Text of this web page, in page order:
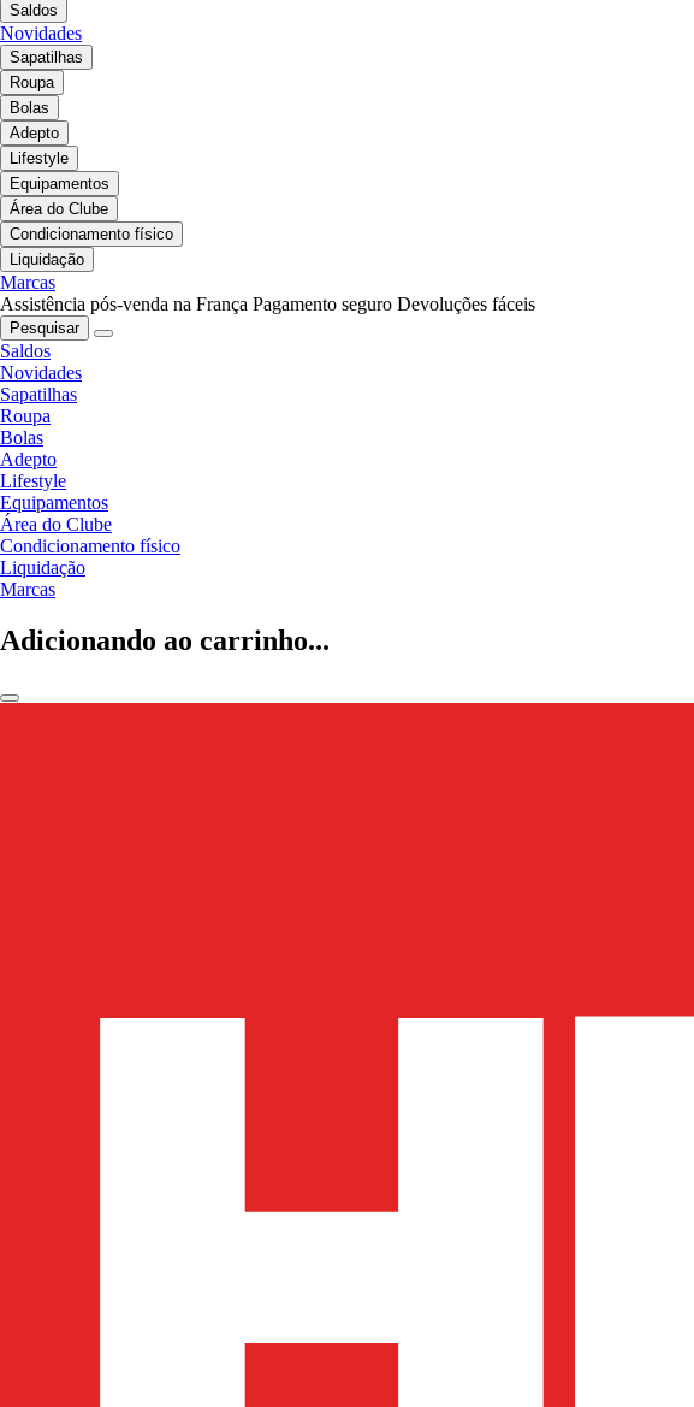
Saldos
Novidades
Sapatilhas
Roupa
Bolas
Adepto
Lifestyle
Equipamentos
Área do Clube
Condicionamento físico
Liquidação
Marcas
Assistência pós-venda na França Pagamento seguro Devoluções fáceis
Pesquisar
Saldos
Novidades
Sapatilhas
Roupa
Bolas
Adepto
Lifestyle
Equipamentos
Área do Clube
Condicionamento físico
Liquidação
Marcas
Adicionando ao carrinho...